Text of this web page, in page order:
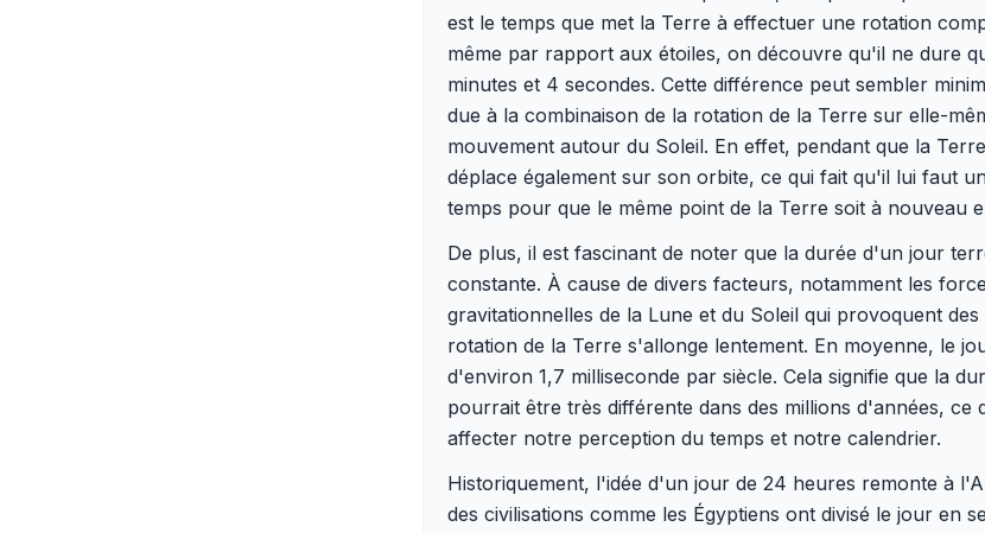
est le temps que met la Terre à effectuer une rotation
même par rapport aux étoiles, on découvre qu'il ne dure
minutes et 4 secondes. Cette différence peut sembler
due à la combinaison de la rotation de la Terre sur elle-
mouvement autour du Soleil. En effet, pendant que la
déplace également sur son orbite, ce qui fait qu'il lui faut
temps pour que le même point de la Terre soit à nouveau
De plus, il est fascinant de noter que la durée d'un jour
constante. À cause de divers facteurs, notamment les
gravitationnelles de la Lune et du Soleil qui provoquent des
rotation de la Terre s'allonge lentement. En moyenne, le
d'environ 1,7 milliseconde par siècle. Cela signifie que la
pourrait être très différente dans des millions d'années, ce
affecter notre perception du temps et notre calendrier.
Historiquement, l'idée d'un jour de 24 heures remonte à
des civilisations comme les Égyptiens ont divisé le jour en